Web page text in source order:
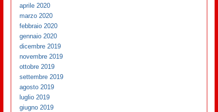
aprile 2020
marzo 2020
febbraio 2020
gennaio 2020
dicembre 2019
novembre 2019
ottobre 2019
settembre 2019
agosto 2019
luglio 2019
giugno 2019